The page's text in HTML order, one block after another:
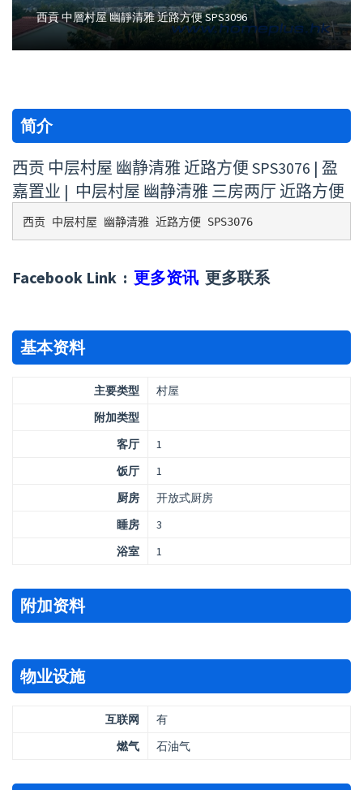
西貢 中層村屋 幽靜清雅 近路方便 SPS3096
简介
西贡 中层村屋 幽静清雅 近路方便 SPS3076 | 盈
嘉置业 | 中层村屋 幽静清雅 三房两厅 近路方便
西贡 中层村屋 幽静清雅 近路方便 SPS3076
Facebook Link : 更多资讯 更多联系
基本资料
主要类型
村屋
附加类型
客厅
1
饭厅
1
厨房
开放式厨房
睡房
3
浴室
1
附加资料
物业设施
互联网
有
燃气
石油气